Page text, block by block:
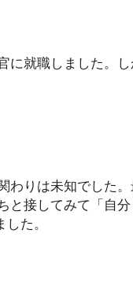
に就職しました。
わりは未知でした
接してみて「自
た。